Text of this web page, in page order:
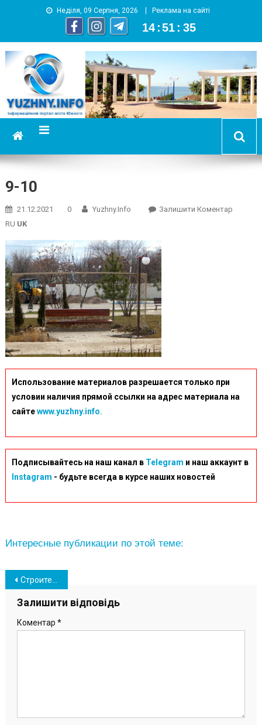
Неділя, 09 Серпня, 2026 Реклама на сайті
14 :51 : 36
YUZHNY.INFO
информационный портал города Южный
9-10
21.12.2021 0 Yuzhny.info Залишити КоментарOn
RU UK
Использование материалов разрешается только при
условии наличия прямой ссылки на адрес материала на
сайтеwww.yuzhny.info.
Подписывайтесь на наш канал в Telegram и наш аккаунт в
Instagram - будьте всегда в курсе наших новостей
Интересные публикации по этой теме:
Навігація
записів
Строительство Болгарского сквера в Южном на завершающей стадии (фото)
Залишити відповідь
Коментар *